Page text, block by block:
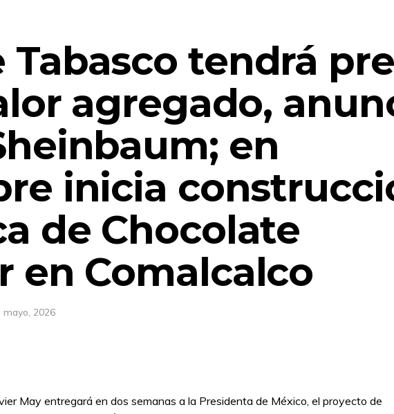
Tabasco tendrá
agregado,
en
inicia
de Chocolate
en Comalcalco
mayo, 2026
May entregará en dos semanas a la Presidenta de México, el proyecto de